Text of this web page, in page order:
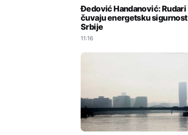
Đedović Handanović: Rudari
čuvaju energetsku sigurnost
Srbije
11:16